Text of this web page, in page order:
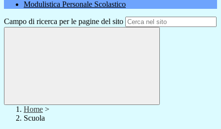
Modulistica Personale Scolastico
Campo di ricerca per le pagine del sito
Home >
Scuola